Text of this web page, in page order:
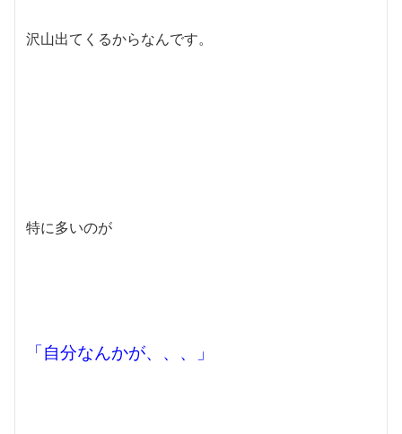
沢山出てくるからなんです。
特に多いのが
「自分なんかが、、、」